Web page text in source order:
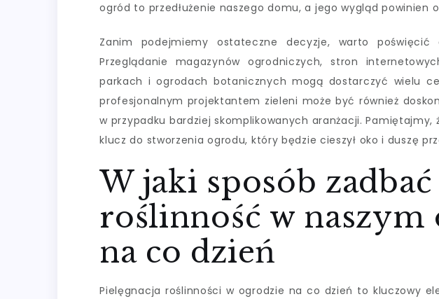
ogród to przedłużenie naszego domu, a jego wygląd powinien
Zanim podejmiemy ostateczne decyzje, warto
Przeglądanie magazynów ogrodniczych, stron
parkach i ogrodach botanicznych mogą dostarczyć wielu
profesjonalnym projektantem zieleni może być również
w przypadku bardziej skomplikowanych aranżacji.
klucz do stworzenia ogrodu, który będzie cieszył oko i duszę
W jaki sposób zadbać
roślinność w naszym
na co dzień
Pielęgnacja roślinności w ogrodzie na co dzień to kluczowy